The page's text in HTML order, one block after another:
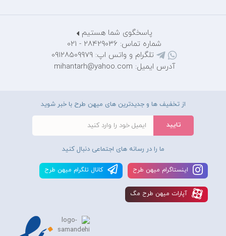
پاسخگوی شما هستیم
شماره تماس: 28429036 - 021
تلگرام و واتس اپ: 09128509979
آدرس ایمیل: mihantarh@yahoo.com
از تخفیف ها و جدیدترین های میهن طرح با خبر شوید
ما را در رسانه های اجتماعی دنبال کنید
اينستاگرام ميهن طرح کانال تلگرام ميهن طرح
آپارات ميهن طرح مگ